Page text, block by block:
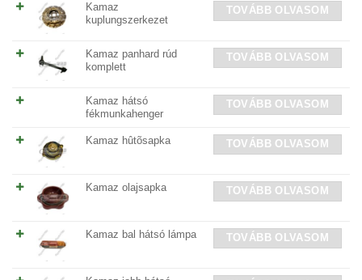
Kamaz
kuplungszerkezet
TOVÁBB OLVASOM
Kamaz panhard rúd
komplett
TOVÁBB OLVASOM
Kamaz hátsó
fékmunkahenger
TOVÁBB OLVASOM
Kamaz hûtõsapka TOVÁBB OLVASOM
Kamaz olajsapka TOVÁBB OLVASOM
Kamaz bal hátsó lámpa TOVÁBB OLVASOM